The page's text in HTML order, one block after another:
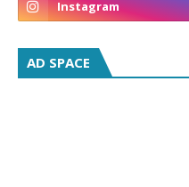
AD SPACE